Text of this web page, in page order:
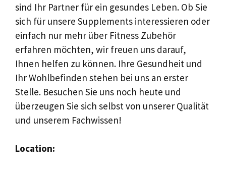
sind Ihr Partner für ein gesundes Leben. Ob Sie
sich für unsere Supplements interessieren oder
einfach nur mehr über Fitness Zubehör
erfahren möchten, wir freuen uns darauf,
Ihnen helfen zu können. Ihre Gesundheit und
Ihr Wohlbefinden stehen bei uns an erster
Stelle. Besuchen Sie uns noch heute und
überzeugen Sie sich selbst von unserer Qualität
und unserem Fachwissen!
Location: